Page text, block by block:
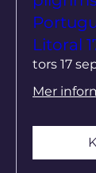
Litoral
tors 17
Mer